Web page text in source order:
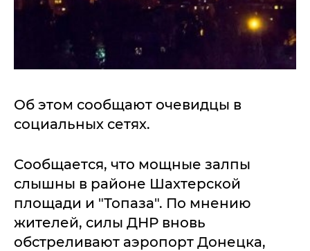
Об этом сообщают очевидцы в
социальных сетях.
Сообщается, что мощные залпы
слышны в районе Шахтерской
площади и "Топаза". По мнению
жителей, силы ДНР вновь
обстреливают аэропорт Донецка,